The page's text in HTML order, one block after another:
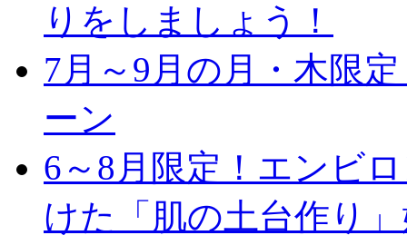
りをしましょう！
7月～9月の月・木限
ーン
6～8月限定！エンビ
けた「肌の土台作り